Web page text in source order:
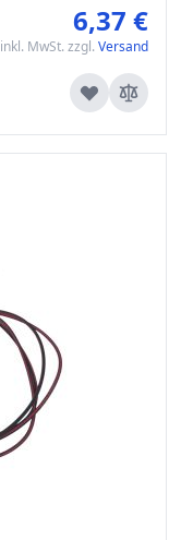
6,37 €
inkl. MwSt. zzgl. Versand